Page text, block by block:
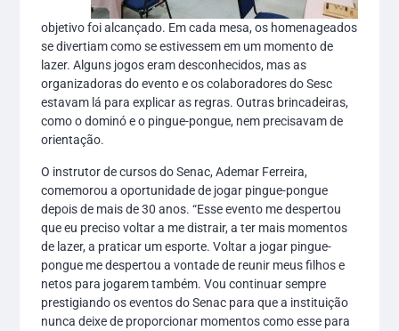
objetivo foi alcançado. Em cada mesa, os homenageados
se divertiam como se estivessem em um momento de
lazer. Alguns jogos eram desconhecidos, mas as
organizadoras do evento e os colaboradores do Sesc
estavam lá para explicar as regras. Outras brincadeiras,
como o dominó e o pingue-pongue, nem precisavam de
orientação.
O instrutor de cursos do Senac, Ademar Ferreira,
comemorou a oportunidade de jogar pingue-pongue
depois de mais de 30 anos. “Esse evento me despertou
que eu preciso voltar a me distrair, a ter mais momentos
de lazer, a praticar um esporte. Voltar a jogar pingue-
pongue me despertou a vontade de reunir meus filhos e
netos para jogarem também. Vou continuar sempre
prestigiando os eventos do Senac para que a instituição
nunca deixe de proporcionar momentos como esse para